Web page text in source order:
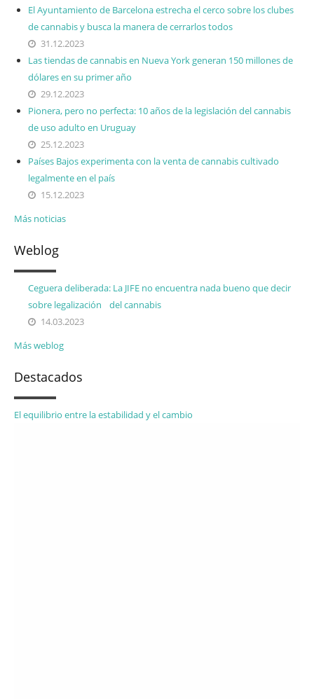
El Ayuntamiento de Barcelona estrecha el cerco sobre los clubes
de cannabis y busca la manera de cerrarlos todos
31.12.2023
Las tiendas de cannabis en Nueva York generan 150 millones de
dólares en su primer año
29.12.2023
Pionera, pero no perfecta: 10 años de la legislación del cannabis
de uso adulto en Uruguay
25.12.2023
Países Bajos experimenta con la venta de cannabis cultivado
legalmente en el país
15.12.2023
Más noticias
Weblog
Ceguera deliberada: La JIFE no encuentra nada bueno que decir
sobre legalización del cannabis
14.03.2023
Más weblog
Destacados
El equilibrio entre la estabilidad y el cambio